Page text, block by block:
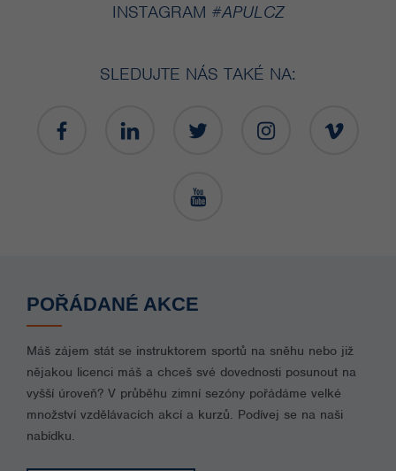
INSTAGRAM #APULCZ
SLEDUJTE NÁS TAKÉ NA:
POŘÁDANÉ AKCE
Máš zájem stát se instruktorem sportů na sněhu nebo již
nějakou licenci máš a chceš své dovednosti posunout na
vyšší úroveň? V průběhu zimní sezóny pořádáme velké
množství vzdělávacích akcí a kurzů. Podívej se na naši
nabídku.